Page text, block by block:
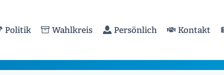
Politik Wahlkreis Persönlich Kontakt